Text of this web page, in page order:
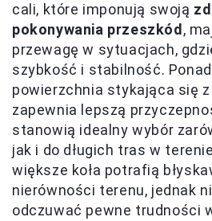
cali, które imponują swoją
pokonywania przeszkód ,
przewagę w sytuacjach,
szybkość i stabilność.
powierzchnia stykająca się
zapewnia lepszą
stanowią idealny wybór
jak i do długich tras w
większe koła potrafią
nierówności terenu, jednak
odczuwać pewne trudności